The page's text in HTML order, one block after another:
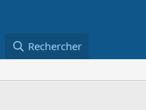
Rechercher